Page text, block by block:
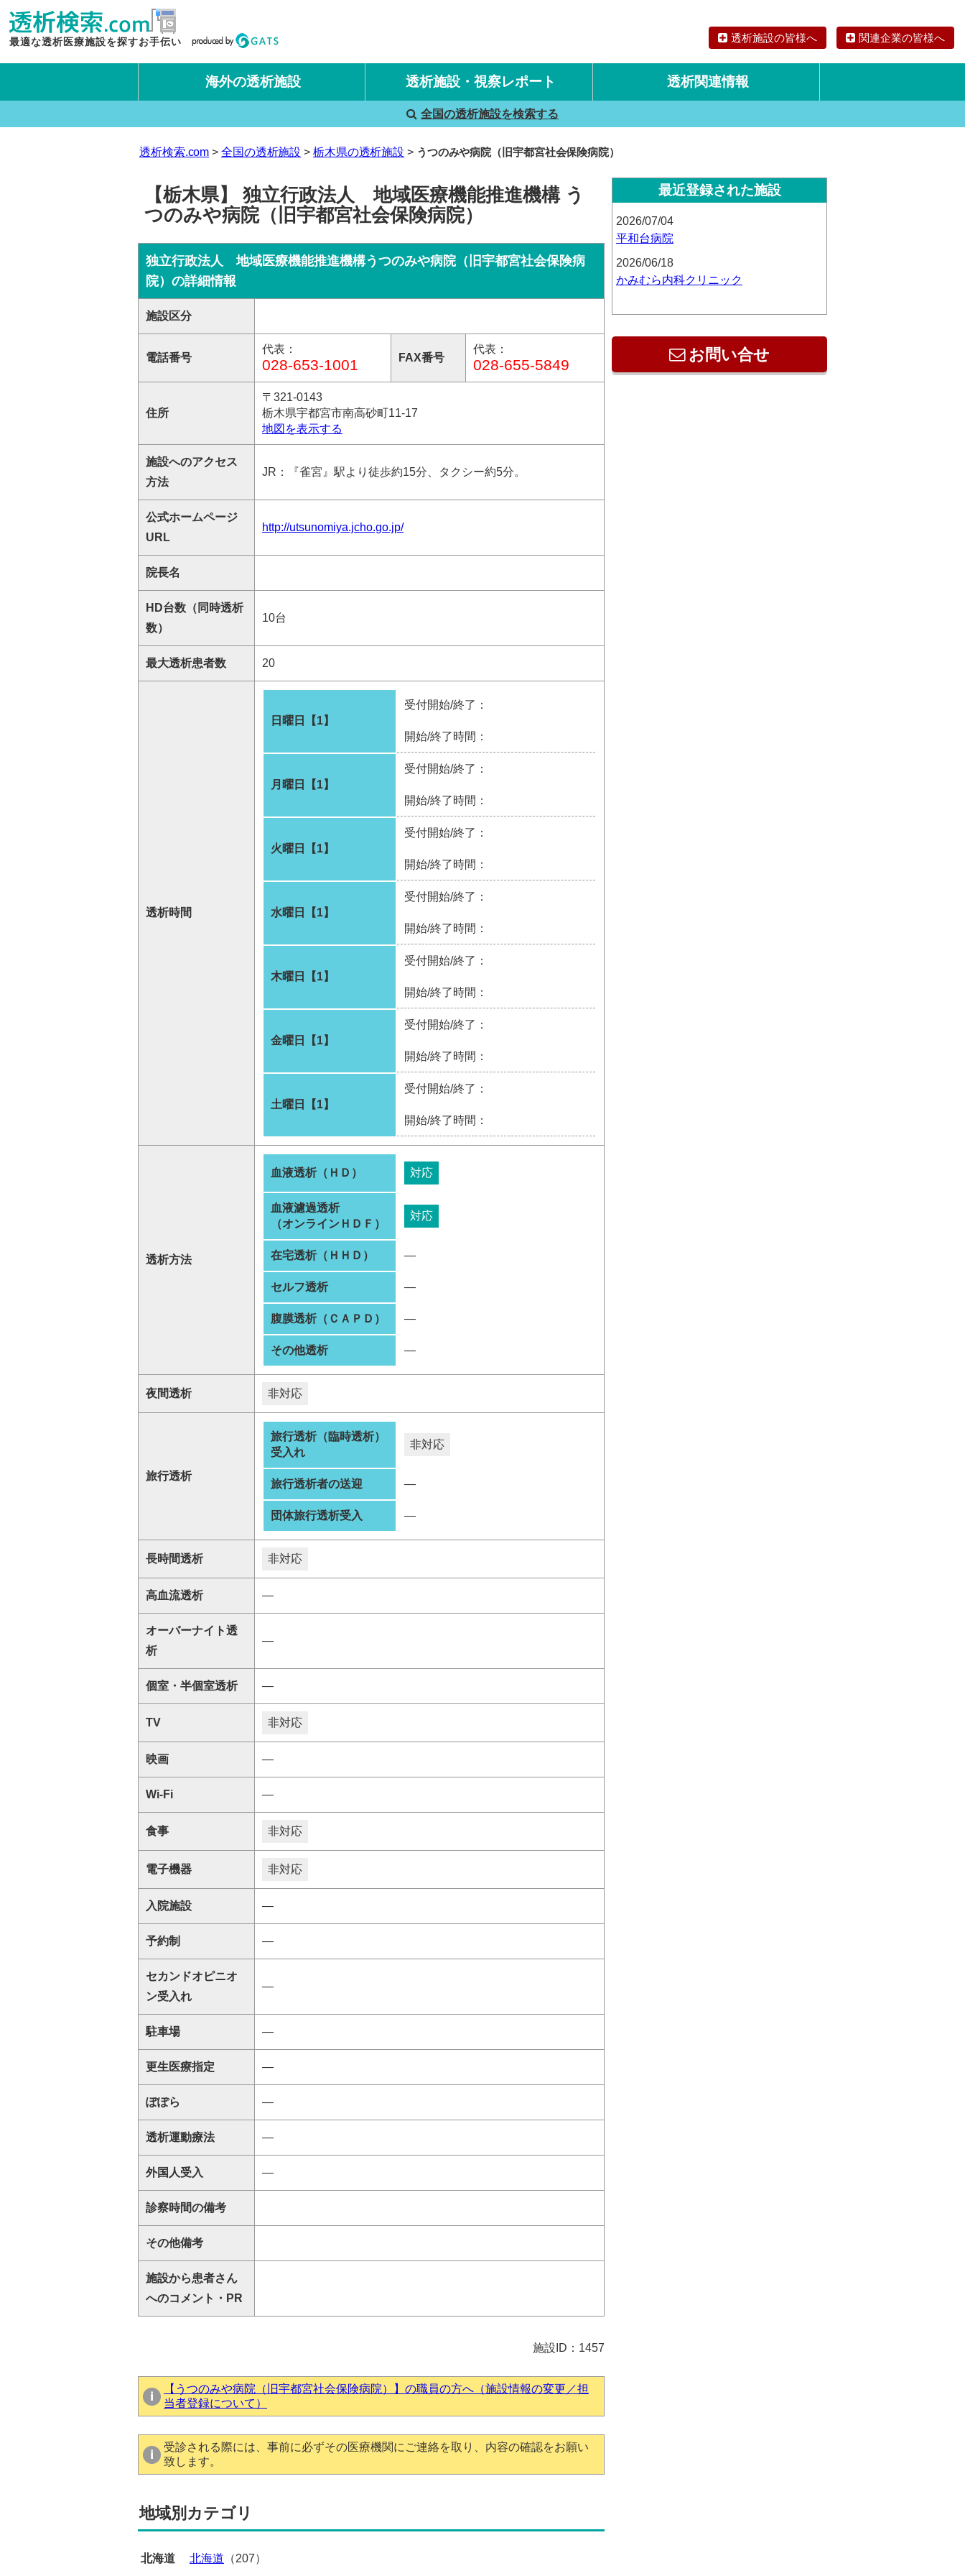
最適な透析医療施設を探すお手伝い 透析施設の皆様へ 関連企業の皆様へ
海外の透析施設 透析施設・視察レポート
国内旅行透析レポート
海外旅行透析レポート
透析関連情報
全国の透析施設を検索する
透析検索.com 全国の透析施設 栃木県の透析施設 うつのみや病院（旧宇都宮社会保険病院）
【栃木県】 独立行政法人 地域医療機能推進機構 う
つのみや病院（旧宇都宮社会保険病院）
独立行政法人 地域医療機能推進機構うつのみや病院（旧宇都宮社会保険病
院）の詳細情報
施設区分
電話番号
代表：
028-653-1001 FAX番号
代表：
028-655-5849
住所
〒321-0143
栃木県宇都宮市南高砂町11-17
地図を表示する
施設へのアクセス
方法
JR：『雀宮』駅より徒歩約15分、タクシー約5分。
公式ホームページ
URL
http://utsunomiya.jcho.go.jp/
院長名
HD台数（同時透析
数）
10台
最大透析患者数 20
透析時間
日曜日【1】
受付開始/終了：
開始/終了時間：
月曜日【1】
受付開始/終了：
開始/終了時間：
火曜日【1】
受付開始/終了：
開始/終了時間：
水曜日【1】
受付開始/終了：
開始/終了時間：
木曜日【1】
受付開始/終了：
開始/終了時間：
金曜日【1】
受付開始/終了：
開始/終了時間：
土曜日【1】
受付開始/終了：
開始/終了時間：
透析方法
血液透析（ＨＤ） 対応
血液濾過透析
（オンラインＨＤＦ）
対応
在宅透析（ＨＨＤ） ―
セルフ透析 ―
腹膜透析（ＣＡＰＤ） ―
その他透析 ―
夜間透析 非対応
旅行透析
旅行透析（臨時透析）
受入れ
非対応
旅行透析者の送迎 ―
団体旅行透析受入 ―
長時間透析 非対応
高血流透析 ―
オーバーナイト透
析
―
個室・半個室透析 ―
TV 非対応
映画 ―
Wi-Fi ―
食事 非対応
電子機器 非対応
入院施設 ―
予約制 ―
セカンドオピニオ
ン受入れ
―
駐車場 ―
更生医療指定 ―
ぽぽら ―
透析運動療法 ―
外国人受入 ―
診察時間の備考
その他備考
施設から患者さん
へのコメント・PR
施設ID：1457
【うつのみや病院（旧宇都宮社会保険病院）】の職員の方へ（施設情報の変更／担
当者登録について）
受診される際には、事前に必ずその医療機関にご連絡を取り、内容の確認をお願い
致します。
地域別カテゴリ
北海道 北海道 （207）
最近登録された施設
2026/07/04
平和台病院
2026/06/18
かみむら内科クリニック
お問い合せ